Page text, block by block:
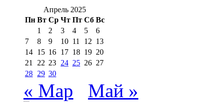
Апрель 2025
Пн Вт Ср Чт Пт Сб Вс
1
2 3 4 5
6
7
8 9 10 11 12 13
14 15 16 17 18 19 20
21
22 23 24 25 26 27
28 29 30
« Мар Май »